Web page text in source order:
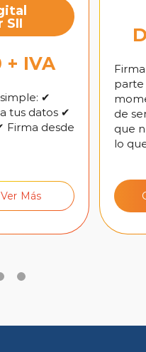
SII
+ IVA
✔
tus datos ✔
Firma desde
Ver Más
parte
de
que
lo